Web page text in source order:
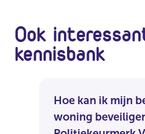
Ook
kennisbank
Hoe kan ik mijn
woning